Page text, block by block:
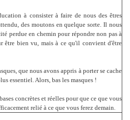
à consister à faire de nous des êtres
des moutons en quelque sorte. Il nous
perdue en chemin pour répondre non pas à
être bien vu, mais à ce qu'il convient d'être
que nous avons appris à porter se cache
essentiel. Alors, bas les masques !
concrètes et réelles pour que ce que vous
relié à ce que vous ferez demain.